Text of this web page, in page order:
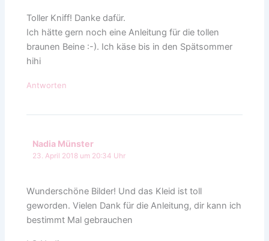
Toller Kniff! Danke dafür.
Ich hätte gern noch eine Anleitung für die tollen
braunen Beine :-). Ich käse bis in den Spätsommer
hihi
Antworten
Nadia Münster
23. April 2018 um 20:34 Uhr
Wunderschöne Bilder! Und das Kleid ist toll
geworden. Vielen Dank für die Anleitung, dir kann ich
bestimmt Mal gebrauchen